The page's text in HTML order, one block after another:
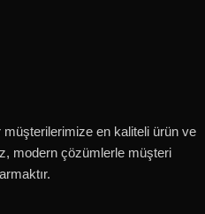
müşterilerimize en kaliteli ürün ve
modern çözümlerle müşteri